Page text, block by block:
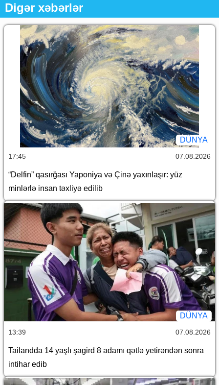
Digər xəbərlər
DÜNYA
17:45 07.08.2026
“Delfin” qasırğası Yaponiya və Çinə yaxınlaşır: yüz
minlərlə insan təxliyə edilib
DÜNYA
13:39 07.08.2026
Tailandda 14 yaşlı şagird 8 adamı qətlə yetirəndən sonra
intihar edib